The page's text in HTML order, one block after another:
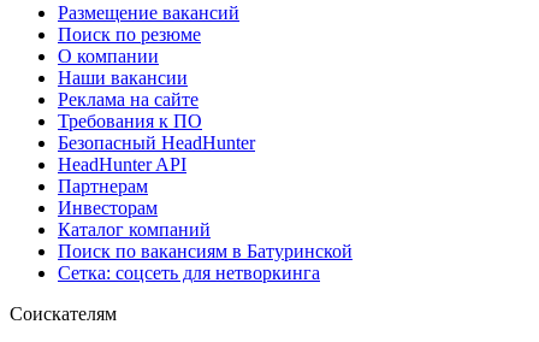
Размещение вакансий
Поиск по резюме
О компании
Наши вакансии
Реклама на сайте
Требования к ПО
Безопасный HeadHunter
HeadHunter API
Партнерам
Инвесторам
Каталог компаний
Поиск по вакансиям в Батуринской
Сетка: соцсеть для нетворкинга
Соискателям